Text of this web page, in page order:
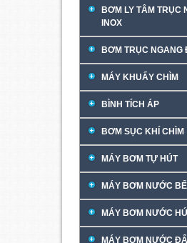
BƠM LY TÂM TRỤC
INOX
BƠM TRỤC NGANG
MÁY KHUẤY CHÌM
BÌNH TÍCH ÁP
BƠM SỤC KHÍ CHÌM
MÁY BƠM TỰ HÚT
MÁY BƠM NƯỚC
MÁY BƠM NƯỚC
MÁY BƠM NƯỚC